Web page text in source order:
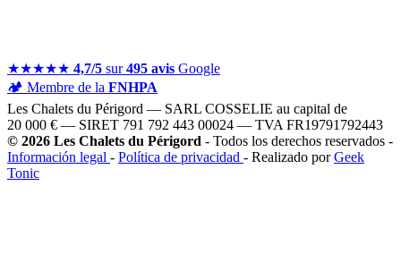
★★★★★ 4,7/5 sur495 avis Google
🏕️ Membre de la FNHPA
Les Chalets du Périgord — SARL COSSELIE au capital de
20 000 € — SIRET 791 792 443 00024 — TVA FR19791792443
© 2026 Les Chalets du Périgord - Todos los derechos reservados -
Información legal - Política de privacidad - Realizado porGeek
Tonic